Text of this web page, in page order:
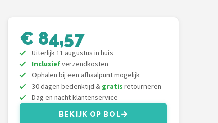
€ 84,57
Uiterlijk 11 augustus in huis
Inclusiefverzendkosten
Ophalen bij een afhaalpunt mogelijk
30 dagen bedenktijd & gratis retourneren
Dag en nacht klantenservice
BEKIJK OP BOL